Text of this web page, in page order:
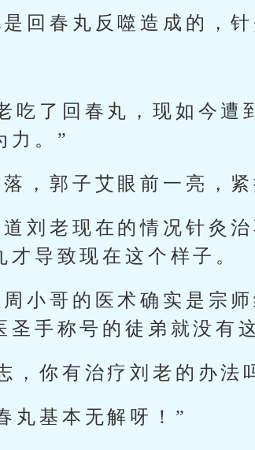
回春丸反噬造成的，
吃了回春丸，现如今遭
力。”
，郭子艾眼前一亮，
刘老现在的情况针灸
才导致现在这个样子。
小哥的医术确实是宗
圣手称号的徒弟就没有
，你有治疗刘老的办法
丸基本无解呀！”